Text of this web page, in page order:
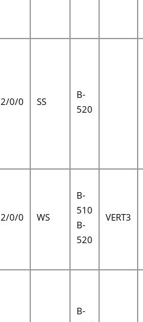
2/0/0 SS
B-
520
2/0/0 WS
B-
510
B-
520
VERT3
B-